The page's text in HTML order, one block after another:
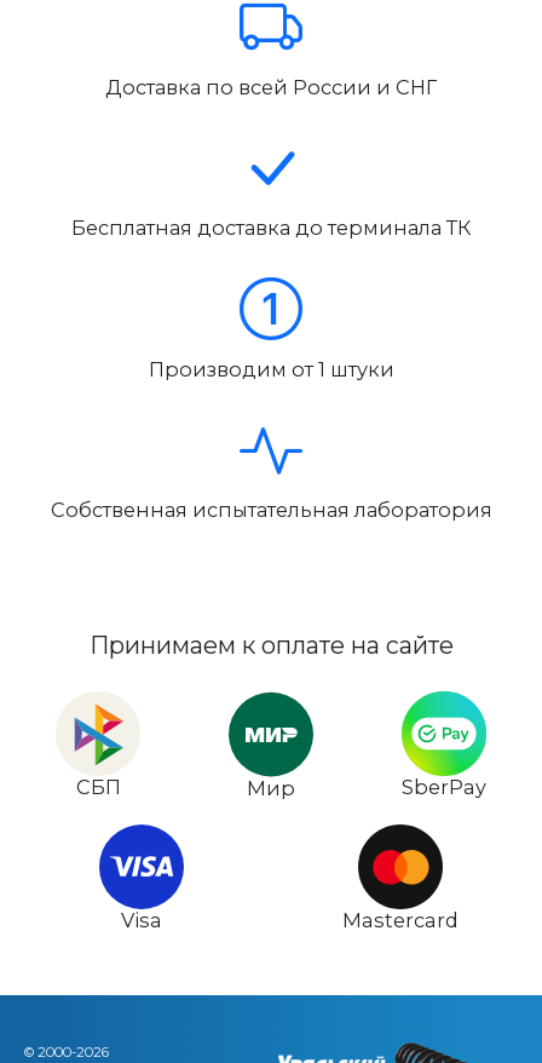
Доставка по всей России и СНГ
Бесплатная доставка до терминала ТК
Производим от 1 штуки
Собственная испытательная лаборатория
Принимаем к оплате на сайте
СБП Мир SberPay
Visa Mastercard
© 2000-2026